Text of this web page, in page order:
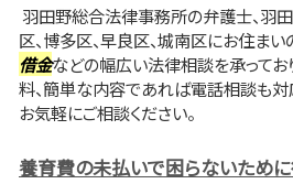
羽田野総合法律事務所の弁護士、羽
区、博多区、早良区、城南区にお住まい
借金などの幅広い法律相談を承ってお
料、簡単な内容であれば電話相談も対
お気軽にご相談ください。
養育費の未払いで困らないために